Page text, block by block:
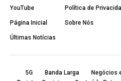
YouTube
Página Inicial
Últimas Notícias
Política de
Sobre Nós
5G Banda Larga Negócios